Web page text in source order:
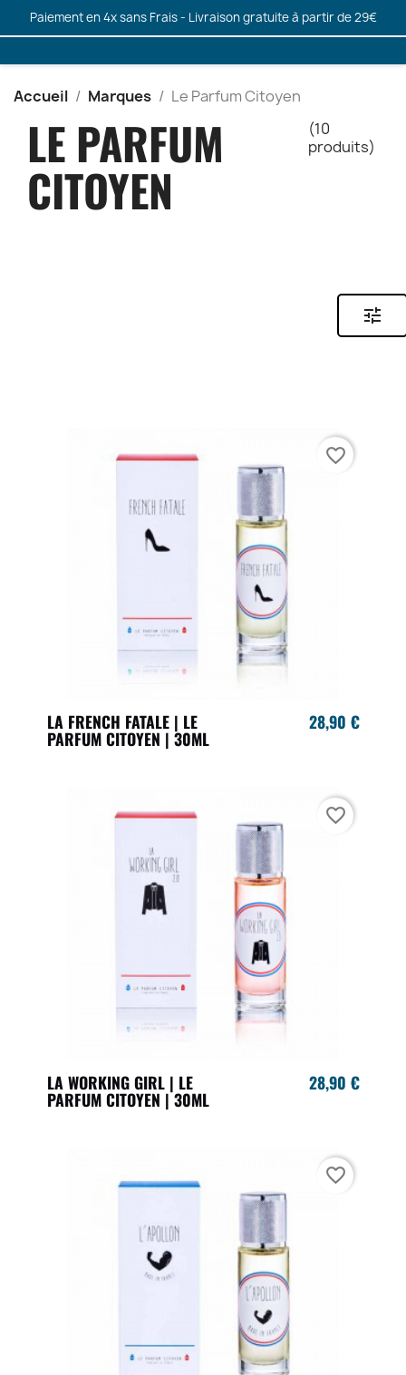
Paiement en 4x sans Frais - Livraison gratuite à partir de 29€
Accueil Marques Le Parfum Citoyen
LE PARFUM
CITOYEN
(10
produits)
tune
LA FRENCH FATALE | LE
PARFUM CITOYEN | 30ML
28,90 €
favorite_border
LA WORKING GIRL | LE
PARFUM CITOYEN | 30ML
28,90 €
favorite_border
favorite_border